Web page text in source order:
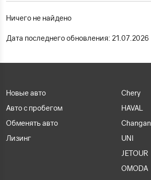
Ничего не найдено
Дата последнего обновления: 21.07.2026
Новые авто
Авто с пробегом
Обменять авто
Лизинг
Chery
HAVAL
Changan
UNI
JETOUR
OMODA